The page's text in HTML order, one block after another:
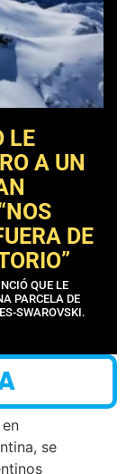
LE
A UN
DE
QUE LE
PARCELA DE
SWAROVSKI.
se